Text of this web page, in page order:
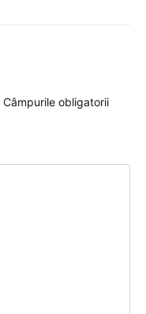
Câmpurile obligatorii